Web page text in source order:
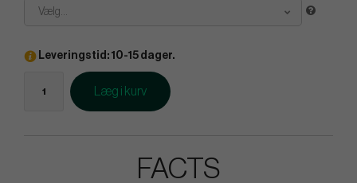
Vælg...
Leveringstid: 10-15 dager.
Læg i kurv
FACTS